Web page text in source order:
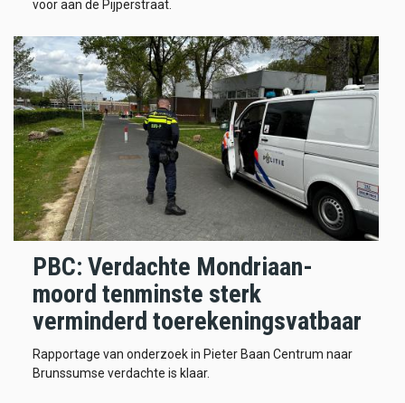
voor aan de Pijperstraat.
PBC: Verdachte Mondriaan-
moord tenminste sterk
verminderd toerekeningsvatbaar
Rapportage van onderzoek in Pieter Baan Centrum naar
Brunssumse verdachte is klaar.